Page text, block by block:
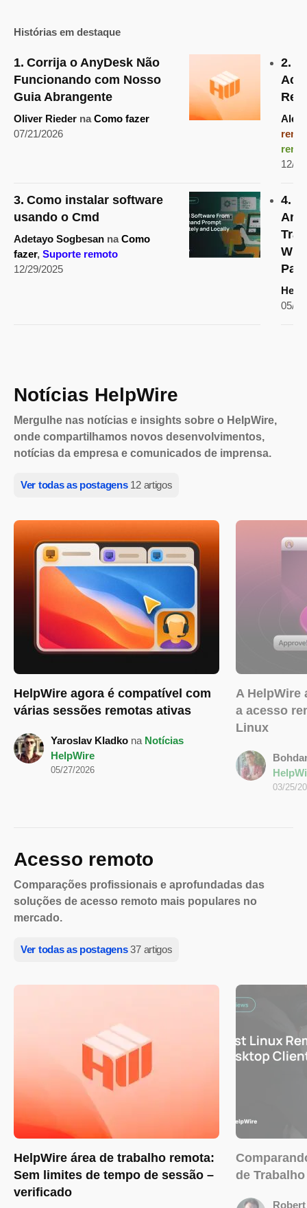
Histórias em destaque
Corrija o AnyDesk Não
Funcionando com Nosso
Guia Abrangente
Oliver Rieder naComo fazer
07/21/2026
Alex
12/
Como instalar software
usando o Cmd
Adetayo Sogbesan naComo
fazer, Suporte remoto
12/29/2025
05/
Notícias HelpWire
Mergulhe nas notícias e insights sobre o HelpWire,
onde compartilhamos novos desenvolvimentos,
notícias da empresa e comunicados de imprensa.
Ver todas as postagens 12 artigos
HelpWire agora é compatível com
várias sessões remotas ativas
Yaroslav Kladko na Notícias
HelpWire
05/27/2026
A HelpWire
a acesso
Linux
03/25/
Acesso remoto
Comparações profissionais e aprofundadas das
soluções de acesso remoto mais populares no
mercado.
Ver todas as postagens 37 artigos
HelpWire área de trabalho remota:
Sem limites de tempo de sessão –
verificado
de